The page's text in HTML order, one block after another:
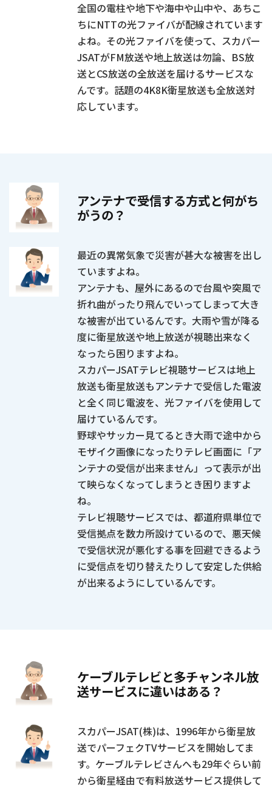
全国の電柱や地下や海中や山中や、あちこ
ちにNTTの光ファイバが配線されています
よね。その光ファイバを使って、スカパー
JSATがFM放送や地上放送は勿論、BS放
送とCS放送の全放送を届けるサービスな
んです。話題の4K8K衛星放送も全放送対
応しています。
アンテナで受信する方式と何がち
がうの？
最近の異常気象で災害が甚大な被害を出し
ていますよね。
アンテナも、屋外にあるので台風や突風で
折れ曲がったり飛んでいってしまって大き
な被害が出ているんです。大雨や雪が降る
度に衛星放送や地上放送が視聴出来なく
なったら困りますよね。
スカパーJSATテレビ視聴サービスは地上
放送も衛星放送もアンテナで受信した電波
と全く同じ電波を、光ファイバを使用して
届けているんです。
野球やサッカー見てるとき大雨で途中から
モザイク画像になったりテレビ画面に「ア
ンテナの受信が出来ません」って表示が出
て映らなくなってしまうとき困りますよ
ね。
テレビ視聴サービスでは、都道府県単位で
受信拠点を数カ所設けているので、悪天候
で受信状況が悪化する事を回避できるよう
に受信点を切り替えたりして安定した供給
が出来るようにしているんです。
ケーブルテレビと多チャンネル放
送サービスに違いはある？
スカパーJSAT(株)は、1996年から衛星放
送でパーフェクTVサービスを開始してま
す。ケーブルテレビさんへも29年ぐらい前
から衛星経由で有料放送サービス提供して